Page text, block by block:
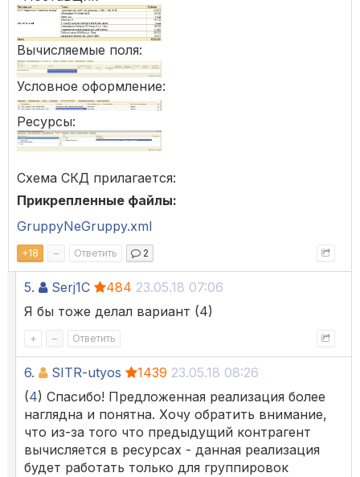
Вычисляемые поля:
Условное оформление:
Ресурсы:
Схема СКД прилагается:
Прикрепленные файлы:
GruppyNeGruppy.xml
+18 – Ответить 2
5. Serj1C 484 23.05.18 07:06
Я бы тоже делал вариант (4)
+ – Ответить
6. SITR-utyos 1439 23.05.18 08:26
(4) Спасибо! Предложенная реализация более
наглядна и понятна. Хочу обратить внимание,
что из-за того что предыдущий контрагент
вычисляется в ресурсах - данная реализация
будет работать только для группировок